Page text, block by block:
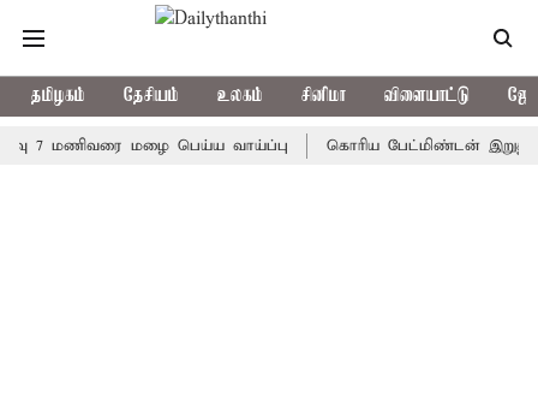
தமிழகம் தேசியம் உலகம் சினிமா விளையாட்டு
மழை பெய்ய வாய்ப்பு கொரிய பேட்மிண்டன் இறுதி